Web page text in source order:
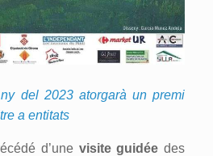
del 2023 atorgarà un premi
a entitats
d’une visite guidée des